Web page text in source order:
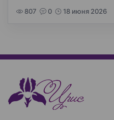
807 0 18 июня 2026